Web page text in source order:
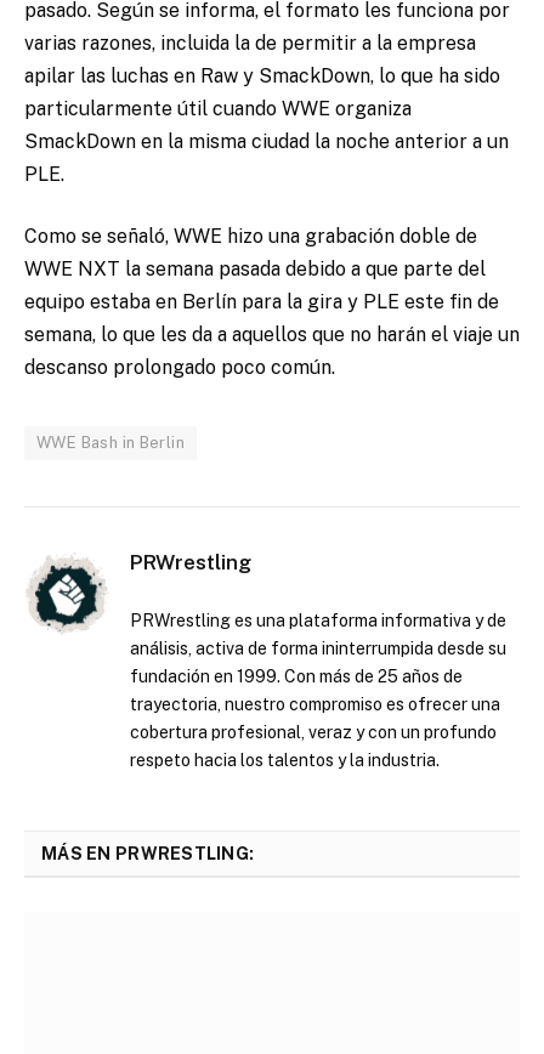
pasado. Según se informa, el formato les funciona por
varias razones, incluida la de permitir a la empresa
apilar las luchas en Raw y SmackDown, lo que ha sido
particularmente útil cuando WWE organiza
SmackDown en la misma ciudad la noche anterior a un
PLE.
Como se señaló, WWE hizo una grabación doble de
WWE NXT la semana pasada debido a que parte del
equipo estaba en Berlín para la gira y PLE este fin de
semana, lo que les da a aquellos que no harán el viaje un
descanso prolongado poco común.
WWE Bash in Berlin
PRWrestling
PRWrestling es una plataforma informativa y de
análisis, activa de forma ininterrumpida desde su
fundación en 1999. Con más de 25 años de
trayectoria, nuestro compromiso es ofrecer una
cobertura profesional, veraz y con un profundo
respeto hacia los talentos y la industria.
MÁS EN PRWRESTLING: